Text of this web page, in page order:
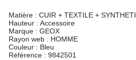
Matière : CUIR + TEXTILE + SYNTHETI
Hauteur : Accessoire
Marque : GEOX
Rayon web : HOMME
Couleur : Bleu
Référence : 9842501